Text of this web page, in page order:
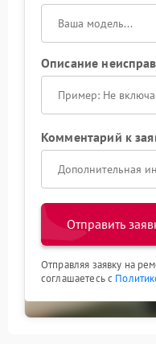
Описание
Комментарий к
Отправить
Отправляя заявку на
соглашаетесь с